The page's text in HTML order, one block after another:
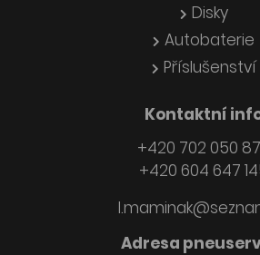
Disky
Autobaterie
Příslušenství
Kontaktní
+420 702 050
+420 604 647
Adresa